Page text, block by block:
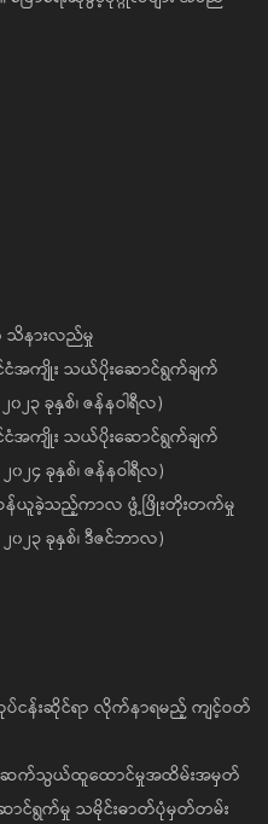
သိနားလည်မှု
ငံအကျိုး သယ်ပိုးဆောင်ရွက်ချက်
၂၃ ခုနှစ်၊ ဇန်နဝါရီလ)
ငံအကျိုး သယ်ပိုးဆောင်ရွက်ချက်
၂၄ ခုနှစ်၊ ဇန်နဝါရီလ)
ဝန်ယူခဲ့သည့်ကာလ ဖွံ့ဖြိုးတိုးတက်မှု
၀၂၃ ခုနှစ်၊ ဒီဇင်ဘာလ)
ငန်းဆိုင်ရာ လိုက်နာရမည့် ကျင့်ဝတ်
မန်ဆက်သွယ်ထူထောင်မှုအထိမ်းအမှတ်
းဆောင်ရွက်မှု သမိုင်းဓာတ်ပုံမှတ်တမ်း